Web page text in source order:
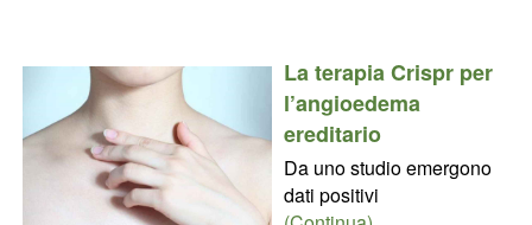
La terapia Crispr per
l’angioedema
ereditario
Da uno studio emergono
dati positivi